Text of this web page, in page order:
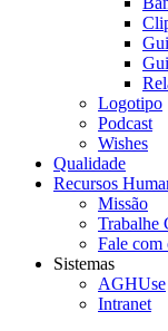
Logotipo
Podcast
Wishes
Qualidade
Recursos
Missão
Trabalhe
Fale com
Sistemas
AGHUse
Intranet